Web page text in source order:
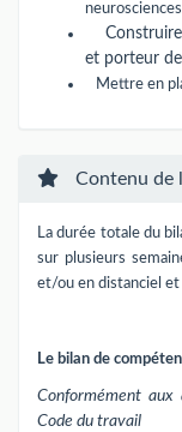
Construire
et porteur de
Mettre en
Contenu de
La durée totale du
sur plusieurs
et/ou en distanciel
Le bilan de
Conformément
Code du travail